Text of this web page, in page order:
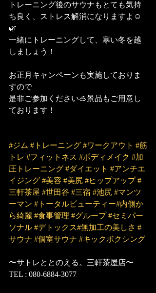
トレーニング後のサウナもとても気持
ち良く、ストレス解消になりますよ☺️
🌿
一緒にトレーニングして、寒い冬を越
しましょう！
お正月キャンペーンも実施しておりま
すので
是非ご参加ください🎍景品もご用意し
ております！
#ジム #トレーニング #ワークアウト #筋
トレ #フィットネス #ボディメイク #加
圧トレーニング #ダイエット #アンチエ
イジング #美容 #美尻 #ヒップアップ #
三軒茶屋 #世田谷 #三宿 #池尻 #マンツ
ーマン #トータルビューティー#内側か
ら綺麗 #食事管理 #グループ #セミパー
ソナル #デトックス#無加工の美しさ #
サウナ #個室サウナ #キックボクシング
〜サトレととのえる。三軒茶屋店〜
TEL : 080-6884-3077